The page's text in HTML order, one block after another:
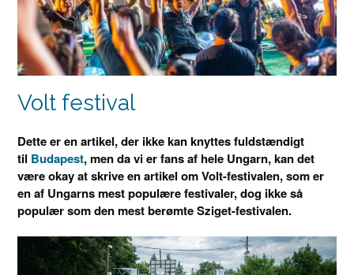
Volt festival
Dette er en artikel, der ikke kan knyttes fuldstændigt
til Budapest, men da vi er fans af hele Ungarn, kan det
være okay at skrive en artikel om Volt-festivalen, som er
en af ​​Ungarns mest populære festivaler, dog ikke så
populær som den mest berømte Sziget-festivalen.